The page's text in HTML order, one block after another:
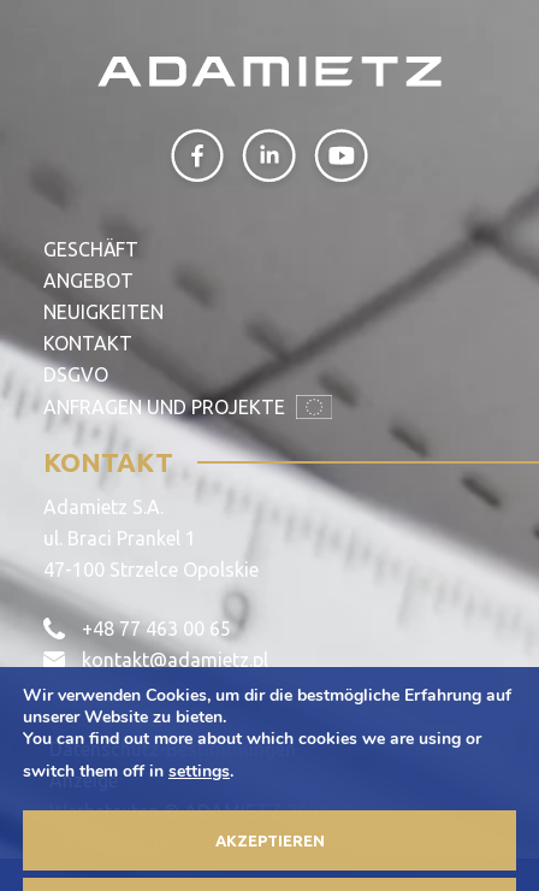
GESCHÄFT
ANGEBOT
NEUIGKEITEN
KONTAKT
DSGVO
ANFRAGEN UND PROJEKTE
KONTAKT
Adamietz S.A.
ul. Braci Prankel 1
47-100 Strzelce Opolskie
+48 77 463 00 65
kontakt@adamietz.pl
Datenschutz-Bestimmungen
Anzeige
Werbetexten © ADAMIETZ 2026
Konzeption und Umsetzung: Offteam.pl
Wir verwenden Cookies, um dir die bestmögliche Erfahrung auf
unserer Website zu bieten.
You can find out more about which cookies we are using or
switch them off in settings.
AKZEPTIEREN